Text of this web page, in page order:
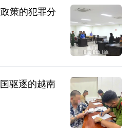
策的犯罪分
驱逐的越南